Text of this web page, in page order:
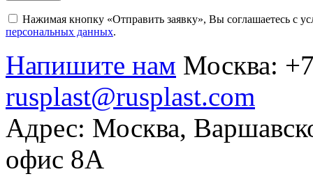
Нажимая кнопку «Отправить заявку», Вы соглашаетесь с
персональных данных.
Напишите нам Москва:
rusplast@rusplast.com
Адрес: Москва,
офис 8А